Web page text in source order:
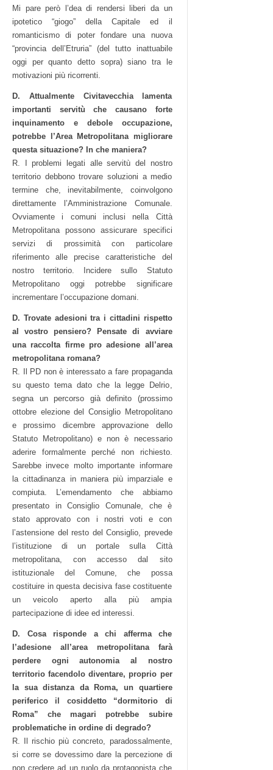
Mi pare però l’dea di rendersi liberi da un
ipotetico “giogo” della Capitale ed il
romanticismo di poter fondare una nuova
“provincia dell’Etruria” (del tutto inattuabile
oggi per quanto detto sopra) siano tra le
motivazioni più ricorrenti.
D. Attualmente Civitavecchia lamenta
importanti servitù che causano forte
inquinamento e debole occupazione,
potrebbe l’Area Metropolitana migliorare
questa situazione? In che maniera?
R. I problemi legati alle servitù del nostro
territorio debbono trovare soluzioni a medio
termine che, inevitabilmente, coinvolgono
direttamente l’Amministrazione Comunale.
Ovviamente i comuni inclusi nella Città
Metropolitana possono assicurare specifici
servizi di prossimità con particolare
riferimento alle precise caratteristiche del
nostro territorio. Incidere sullo Statuto
Metropolitano oggi potrebbe significare
incrementare l’occupazione domani.
D. Trovate adesioni tra i cittadini rispetto
al vostro pensiero? Pensate di avviare
una raccolta firme pro adesione all’area
metropolitana romana?
R. Il PD non è interessato a fare propaganda
su questo tema dato che la legge Delrio,
segna un percorso già definito (prossimo
ottobre elezione del Consiglio Metropolitano
e prossimo dicembre approvazione dello
Statuto Metropolitano) e non è necessario
aderire formalmente perché non richiesto.
Sarebbe invece molto importante informare
la cittadinanza in maniera più imparziale e
compiuta. L’emendamento che abbiamo
presentato in Consiglio Comunale, che è
stato approvato con i nostri voti e con
l’astensione del resto del Consiglio, prevede
l’istituzione di un portale sulla Città
metropolitana, con accesso dal sito
istituzionale del Comune, che possa
costituire in questa decisiva fase costituente
un veicolo aperto alla più ampia
partecipazione di idee ed interessi.
D. Cosa risponde a chi afferma che
l’adesione all’area metropolitana farà
perdere ogni autonomia al nostro
territorio facendolo diventare, proprio per
la sua distanza da Roma, un quartiere
periferico il cosiddetto “dormitorio di
Roma” che magari potrebbe subire
problematiche in ordine di degrado?
R. Il rischio più concreto, paradossalmente,
si corre se dovessimo dare la percezione di
non credere ad un ruolo da protagonista che